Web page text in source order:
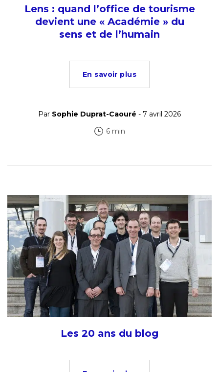
Lens : quand l’office de tourisme
devient une « Académie » du
sens et de l’humain
En savoir plus
Par Sophie Duprat-Caouré - 7 avril 2026
6 min
Les 20 ans du blog